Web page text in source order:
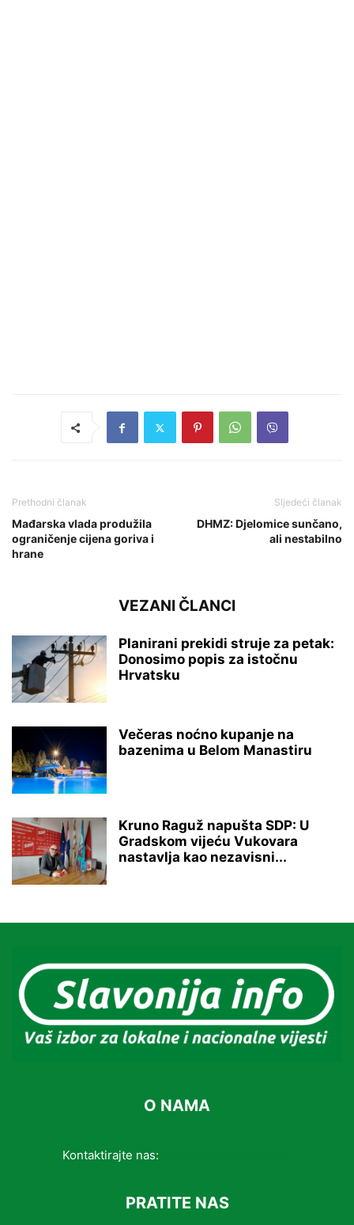
Prethodni članak
Mađarska vlada produžila
ograničenje cijena goriva i
hrane
Sljedeći članak
DHMZ: Djelomice sunčano,
ali nestabilno
VEZANI ČLANCI
Planirani prekidi struje za petak:
Donosimo popis za istočnu
Hrvatsku
Večeras noćno kupanje na
bazenima u Belom Manastiru
Kruno Raguž napušta SDP: U
Gradskom vijeću Vukovara
nastavlja kao nezavisni...
O NAMA
Kontaktirajte nas:
PRATITE NAS